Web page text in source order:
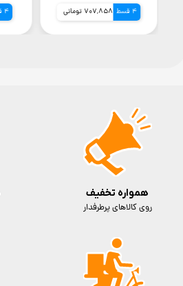
4 قسط 4 قسط 707,858 تومانی
همواره تخفیف
روی کالاهای پرطرفدار